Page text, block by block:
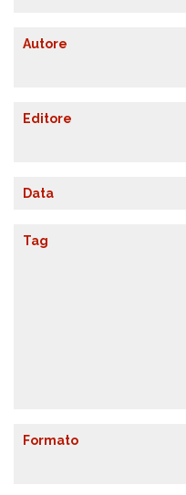
Autore
Editore
Data
Tag
Formato